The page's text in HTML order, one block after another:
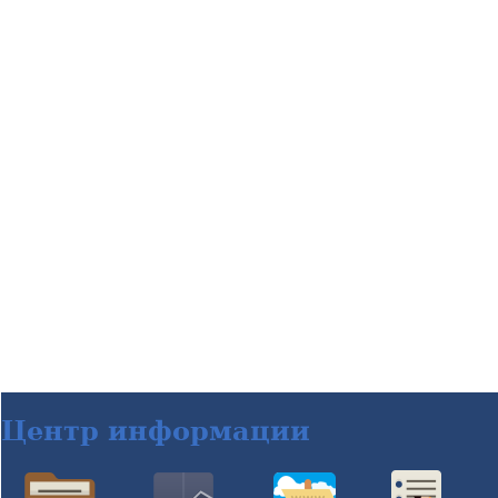
Центр информации